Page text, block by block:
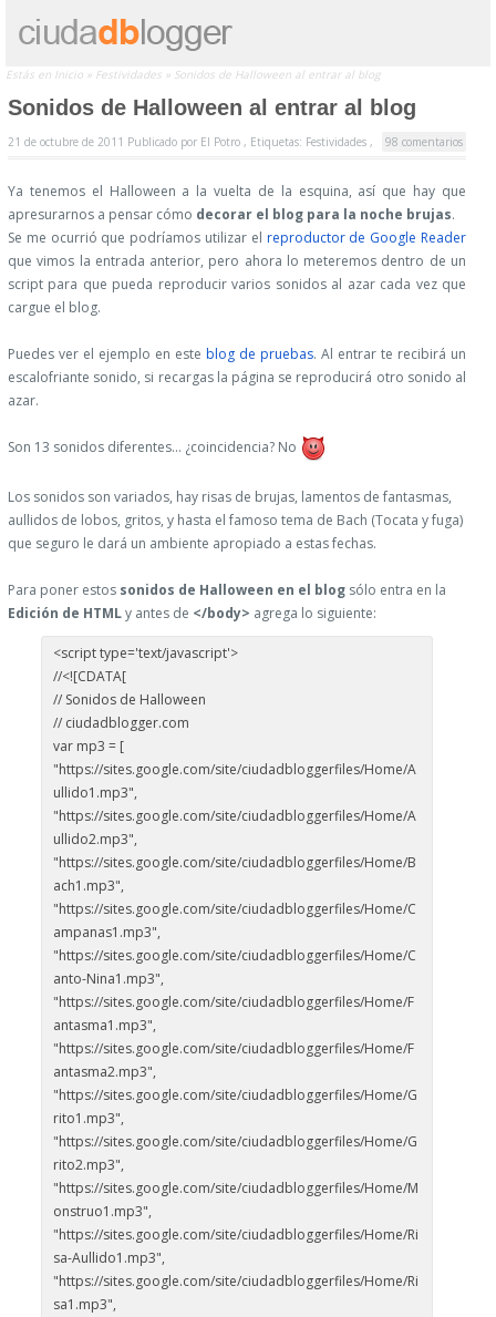
Estás en Inicio » Festividades » Sonidos de Halloween al entrar al blog
Sonidos de Halloween al entrar al blog
21 de octubre de 2011 Publicado por El Potro , Etiquetas: Festividades 98 comentarios
,
Ya tenemos el Halloween a la vuelta de la esquina, así que hay que
apresurarnos a pensar cómo decorar el blog para la noche brujas.
Se me ocurrió que podríamos utilizar el reproductor de Google Reader
que vimos la entrada anterior, pero ahora lo meteremos dentro de un
script para que pueda reproducir varios sonidos al azar cada vez que
cargue el blog.
Puedes ver el ejemplo en este blog de pruebas. Al entrar te recibirá un
escalofriante sonido, si recargas la página se reproducirá otro sonido al
azar.
Son 13 sonidos diferentes... ¿coincidencia? No
Los sonidos son variados, hay risas de brujas, lamentos de fantasmas,
aullidos de lobos, gritos, y hasta el famoso tema de Bach (Tocata y fuga)
que seguro le dará un ambiente apropiado a estas fechas.
Para poner estos sonidos de Halloween en el blog sólo entra en la
Edición de HTMLy antes de </body> agrega lo siguiente:
<script type='text/javascript'>
//<![CDATA[
// Sonidos de Halloween
// ciudadblogger.com
var mp3 = [
"https://sites.google.com/site/ciudadbloggerfiles/Home/A
ullido1.mp3",
"https://sites.google.com/site/ciudadbloggerfiles/Home/A
ullido2.mp3",
"https://sites.google.com/site/ciudadbloggerfiles/Home/B
ach1.mp3",
"https://sites.google.com/site/ciudadbloggerfiles/Home/C
ampanas1.mp3",
"https://sites.google.com/site/ciudadbloggerfiles/Home/C
anto-Nina1.mp3",
"https://sites.google.com/site/ciudadbloggerfiles/Home/F
antasma1.mp3",
"https://sites.google.com/site/ciudadbloggerfiles/Home/F
antasma2.mp3",
"https://sites.google.com/site/ciudadbloggerfiles/Home/G
rito1.mp3",
"https://sites.google.com/site/ciudadbloggerfiles/Home/G
rito2.mp3",
"https://sites.google.com/site/ciudadbloggerfiles/Home/M
onstruo1.mp3",
"https://sites.google.com/site/ciudadbloggerfiles/Home/Ri
sa-Aullido1.mp3",
"https://sites.google.com/site/ciudadbloggerfiles/Home/Ri
sa1.mp3",